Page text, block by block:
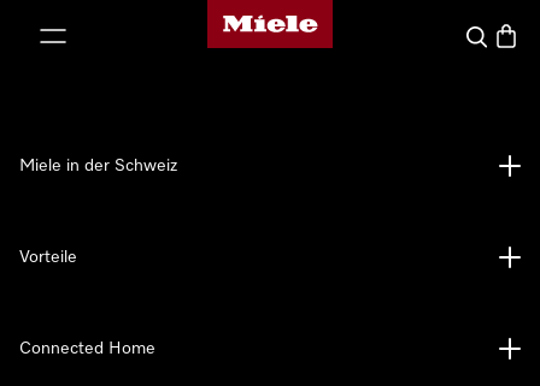
Miele-Homepage
Suche
Miele in der Schweiz
Vorteile
Connected Home